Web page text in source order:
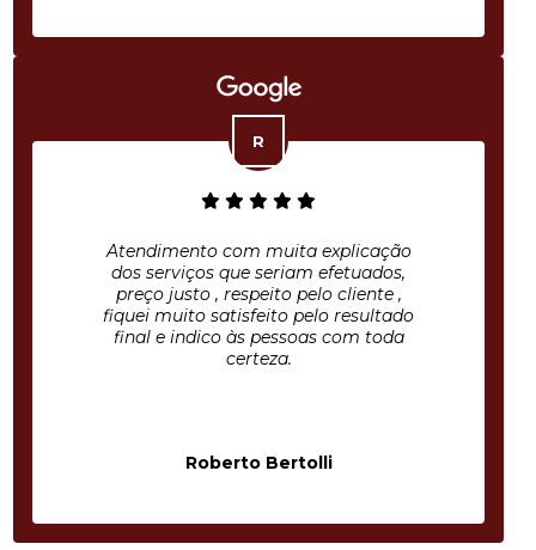
Atendimento com muita explicação
dos serviços que seriam efetuados,
preço justo , respeito pelo cliente ,
fiquei muito satisfeito pelo resultado
final e indico às pessoas com toda
certeza.
Roberto Bertolli